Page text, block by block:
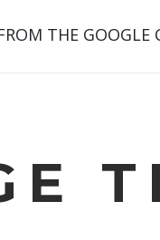
THE GOOGLE